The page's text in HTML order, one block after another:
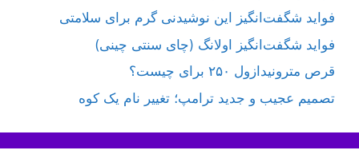
فواید شگفت‌انگیز این نوشیدنی گرم برای سلامتی
فواید شگفت‌انگیز اولانگ (چای سنتی چینی)
قرص مترونیدازول ۲۵۰ برای چیست؟
تصمیم عجیب و جدید ترامپ؛ تغییر نام یک کوه